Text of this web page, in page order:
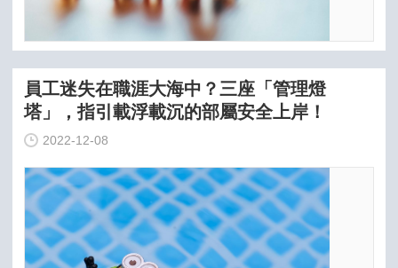
員工迷失在職涯大海中？三座「管理燈
塔」，指引載浮載沉的部屬安全上岸！
2022-12-08